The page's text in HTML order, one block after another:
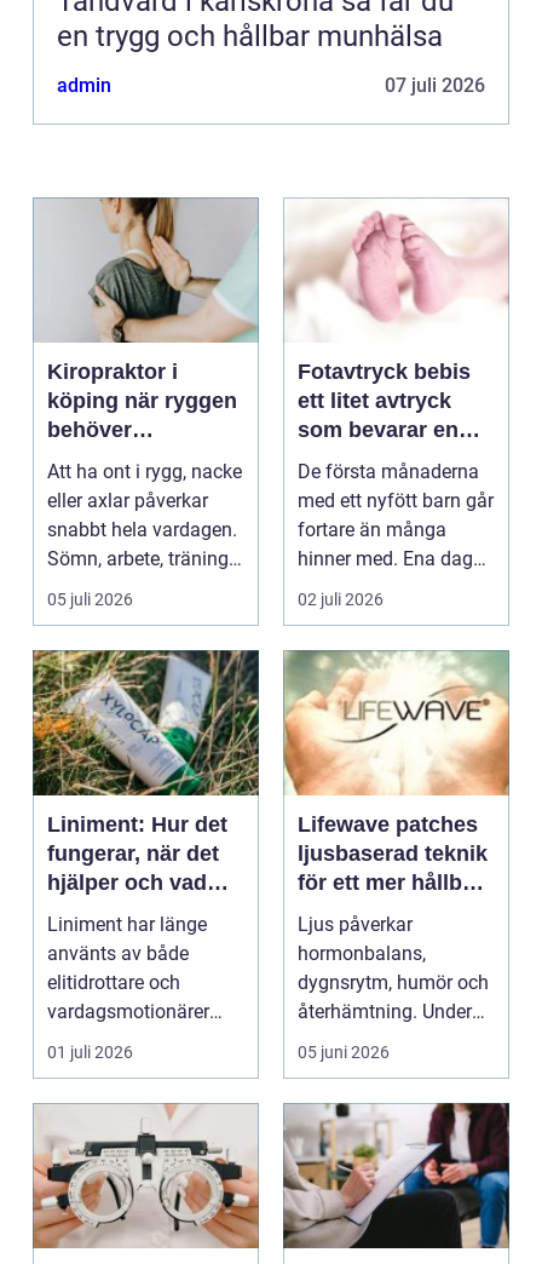
en trygg och hållbar munhälsa
admin 07 juli 2026
Kiropraktor i
köping när ryggen
behöver
professionell hjälp
Att ha ont i rygg, nacke
eller axlar påverkar
snabbt hela vardagen.
Sömn, arbete, träning
och humör ...
05 juli 2026
Fotavtryck bebis
ett litet avtryck
som bevarar en
stor stund
De första månaderna
med ett nyfött barn går
fortare än många
hinner med. Ena dagen
ryms hela foten i...
02 juli 2026
Liniment: Hur det
fungerar, när det
hjälper och vad
man bör tänka på
Liniment har länge
använts av både
elitidrottare och
vardagsmotionärer
för...
01 juli 2026
Lifewave patches
ljusbaserad teknik
för ett mer hållbart
välbefinnande
Ljus påverkar
hormonbalans,
dygnsrytm, humör och
återhämtning. Under
senare år har en ny typ
av prod...
05 juni 2026